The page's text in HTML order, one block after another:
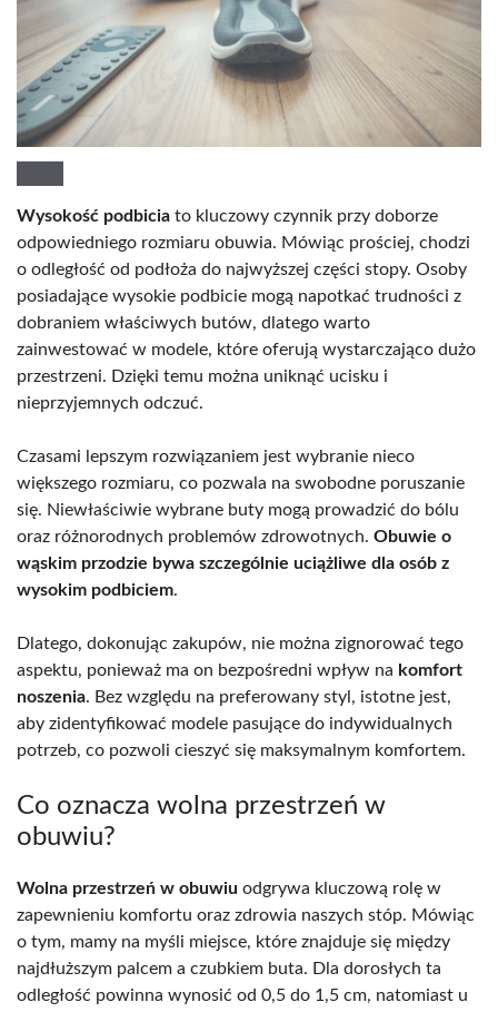
Wysokość podbicia to kluczowy czynnik przy doborze
odpowiedniego rozmiaru obuwia. Mówiąc prościej, chodzi
o odległość od podłoża do najwyższej części stopy. Osoby
posiadające wysokie podbicie mogą napotkać trudności z
dobraniem właściwych butów, dlatego warto
zainwestować w modele, które oferują wystarczająco dużo
przestrzeni. Dzięki temu można uniknąć ucisku i
nieprzyjemnych odczuć.
Czasami lepszym rozwiązaniem jest wybranie nieco
większego rozmiaru, co pozwala na swobodne poruszanie
się. Niewłaściwie wybrane buty mogą prowadzić do bólu
oraz różnorodnych problemów zdrowotnych. Obuwie o
wąskim przodzie bywa szczególnie uciążliwe dla osób z
wysokim podbiciem.
Dlatego, dokonując zakupów, nie można zignorować tego
aspektu, ponieważ ma on bezpośredni wpływ na komfort
noszenia. Bez względu na preferowany styl, istotne jest,
aby zidentyfikować modele pasujące do indywidualnych
potrzeb, co pozwoli cieszyć się maksymalnym komfortem.
Co oznacza wolna przestrzeń w
obuwiu?
Wolna przestrzeń w obuwiu odgrywa kluczową rolę w
zapewnieniu komfortu oraz zdrowia naszych stóp. Mówiąc
o tym, mamy na myśli miejsce, które znajduje się między
najdłuższym palcem a czubkiem buta. Dla dorosłych ta
odległość powinna wynosić od 0,5 do 1,5 cm, natomiast u